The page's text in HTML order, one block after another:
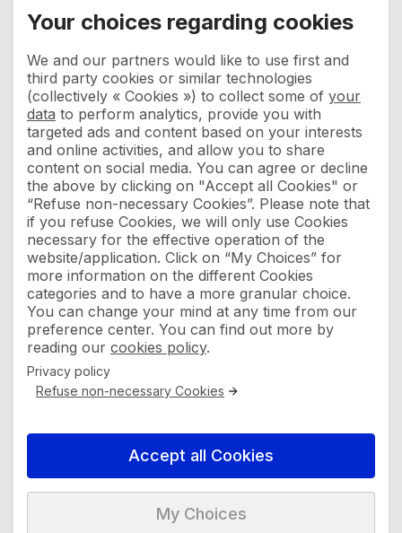
auprès d’eux si elle est rude et pénible, ou d’un trajet
Bon, les vieillards dans une entreprise, je ne sais pas :-).
Mais les séniors oui. Et on va faire d’une pierre deux coups
parce qu’on ne sait pas toujours comment les utiliser.
En pratique, passez du temps avec vos collègues les plus
expérimentés pour qu’ils vous racontent les histoires
passées, les succès les plus marquants. Un point one to one
ce n’est pas forcément pour passer vos messages.
Questionnez, faites raconter. Demandez des précisions sans
but, explorez. Si vos questions sont trop précises, vous ne
découvrirez que ce que vous connaissez déjà.
Leçon 2 : Paul Valéry
« L’histoire, je le crains, ne nous permet guère de prévoir
de l’histoire ne vous dit pas ce qu’il faut reproduire. Elle ne
Your choices regarding cookies
We and our partners would like to use first and
third party cookies or similar technologies
(collectively « Cookies ») to collect some of your
data to perform analytics, provide you with
targeted ads and content based on your interests
and online activities, and allow you to share
content on social media. You can agree or decline
the above by clicking on "Accept all Cookies" or
“Refuse non-necessary Cookies”. Please note that
if you refuse Cookies, we will only use Cookies
necessary for the effective operation of the
website/application. Click on “My Choices” for
more information on the different Cookies
categories and to have a more granular choice.
You can change your mind at any time from our
preference center. You can find out more by
reading our cookies policy.
Privacy policy
Refuse non-necessary Cookies
Accept all Cookies
My Choices